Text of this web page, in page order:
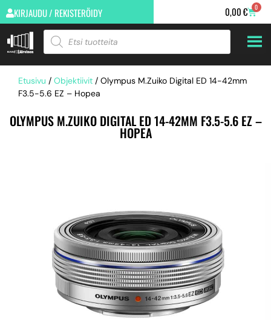
KIRJAUDU / REKISTERÖIDY 0,00€ 0
Etusivu / Objektiivit / Olympus M.Zuiko Digital ED 14-42mm
F3.5-5.6 EZ – Hopea
OLYMPUS M.ZUIKO DIGITAL ED 14-42MM F3.5-5.6 EZ –
HOPEA